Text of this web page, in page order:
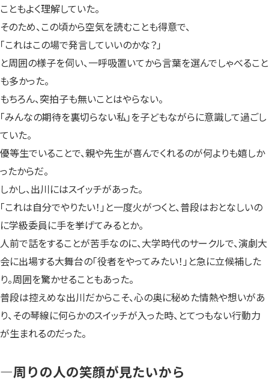
こともよく理解していた。
そのため、この頃から空気を読むことも得意で、
「これはこの場で発言していいのかな？」
と周囲の様子を伺い、一呼吸置いてから言葉を選んでしゃべること
も多かった。
もちろん、突拍子も無いことはやらない。
「みんなの期待を裏切らない私」を子どもながらに意識して過ごし
ていた。
優等生でいることで、親や先生が喜んでくれるのが何よりも嬉しか
ったからだ。
しかし、出川にはスイッチがあった。
「これは自分でやりたい！」と一度火がつくと、普段はおとなしいの
に学級委員に手を挙げてみるとか。
人前で話をすることが苦手なのに、大学時代のサークルで、演劇大
会に出場する大舞台の「役者をやってみたい！」と急に立候補した
り。周囲を驚かせることもあった。
普段は控えめな出川だからこそ、心の奥に秘めた情熱や想いがあ
り、その琴線に何らかのスイッチが入った時、とてつもない行動力
が生まれるのだった。
—周りの人の笑顔が見たいから